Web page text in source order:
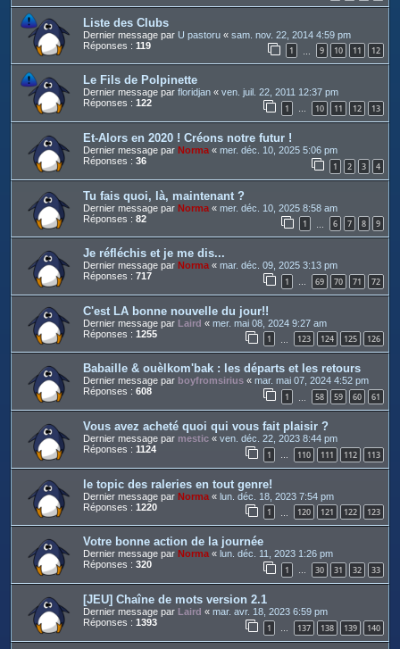
Liste des Clubs
Dernier message par U pastoru « sam. nov. 22, 2014 4:59 pm
Réponses : 119 1 9 10 11 12
Le Fils de Polpinette
Dernier message par floridjan « ven. juil. 22, 2011 12:37 pm
Réponses : 122 1 … 10 11 12 13
Et-Alors en 2020 ! Créons notre futur !
Dernier message par Norma « mer. déc. 10, 2025 5:06 pm
Réponses : 36 1 2 3 4
Tu fais quoi, là, maintenant ?
Dernier message par Norma « mer. déc. 10, 2025 8:58 am
Réponses : 82 1 6 7 8 9
Je réfléchis et je me dis...
Dernier message par Norma « mar. déc. 09, 2025 3:13 pm
Réponses : 717 1 … 69 70 71 72
C'est LA bonne nouvelle du jour!!
Dernier message par Laird « mer. mai 08, 2024 9:27 am
Réponses : 1255 1 123 124 125 126
Babaille & ouèlkom'bak : les départs et les retours
Dernier message par boyfromsirius « mar. mai 07, 2024 4:52 pm
Réponses : 608 1 58 59 60 61
Vous avez acheté quoi qui vous fait plaisir ?
Dernier message par mestic « ven. déc. 22, 2023 8:44 pm
Réponses : 1124 1 … 110 111 112 113
le topic des raleries en tout genre!
Dernier message par Norma « lun. déc. 18, 2023 7:54 pm
Réponses : 1220 1 120 121 122 123
Votre bonne action de la journée
Dernier message par Norma « lun. déc. 11, 2023 1:26 pm
Réponses : 320 1 … 30 31 32 33
[JEU] Chaîne de mots version 2.1
Dernier message par Laird « mar. avr. 18, 2023 6:59 pm
Réponses : 1393 1 … 137 138 139 140